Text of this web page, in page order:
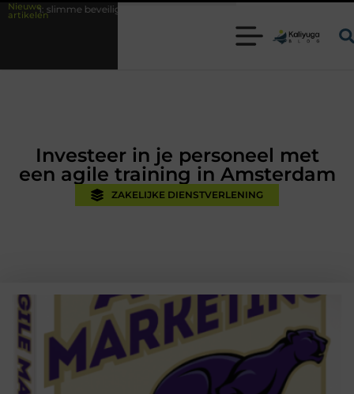
Nieuwe
artikelen met kennis uit de praktijk
Investeer in je personeel met
een agile training in Amsterdam
ZAKELIJKE DIENSTVERLENING